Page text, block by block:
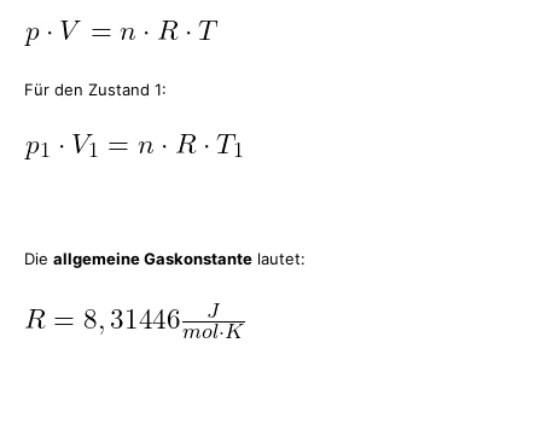
Für den Zustand 1:
Die allgemeine Gaskonstante lautet: